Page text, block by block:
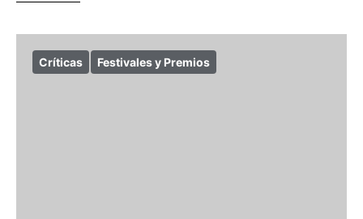
Críticas Festivales y Premios